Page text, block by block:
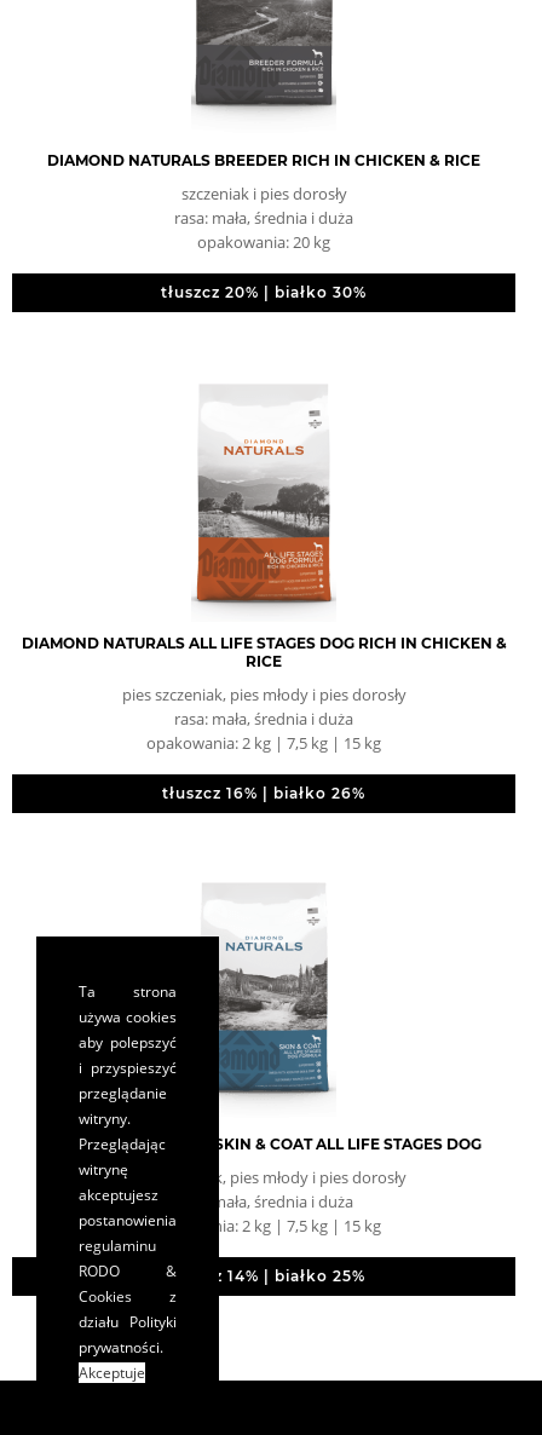
DIAMOND NATURALS BREEDER RICH IN CHICKEN & RICE
szczeniak i pies dorosły
rasa: mała, średnia i duża
opakowania: 20 kg
tłuszcz 20% | białko 30%
DIAMOND NATURALS ALL LIFE STAGES DOG RICH IN CHICKEN &
RICE
pies szczeniak, pies młody i pies dorosły
rasa: mała, średnia i duża
opakowania: 2 kg | 7,5 kg | 15 kg
tłuszcz 16% | białko 26%
DIAMOND NATURALS SKIN & COAT ALL LIFE STAGES DOG
pies szczeniak, pies młody i pies dorosły
rasa: mała, średnia i duża
opakowania: 2 kg | 7,5 kg | 15 kg
tłuszcz 14% | białko 25%
Ta strona
używa cookies
aby polepszyć
i przyspieszyć
przeglądanie
witryny.
Przeglądając
witrynę
akceptujesz
postanowienia
regulaminu
RODO &
Cookies z
działu Polityki
prywatności.
Akceptuje